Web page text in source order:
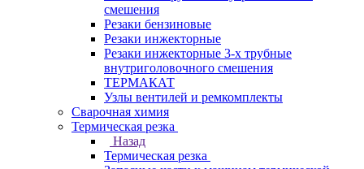
смешения
Резаки бензиновые
Резаки инжекторные
Резаки инжекторные 3-х трубные
внутриголовочного смешения
ТЕРМАКАТ
Узлы вентилей и ремкомплекты
Сварочная химия
Термическая резка
Назад
Термическая резка